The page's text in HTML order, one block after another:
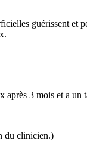
guérissent et
3 mois et a
du clinicien.)